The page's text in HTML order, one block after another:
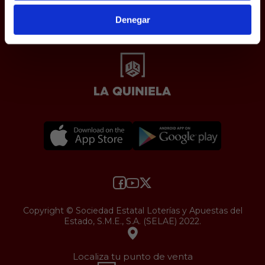
Denegar
Accesibilidad
Copyright © Sociedad Estatal Loterías y Apuestas del
Estado, S.M.E., S.A. (SELAE) 2022.
Localiza tu punto de venta